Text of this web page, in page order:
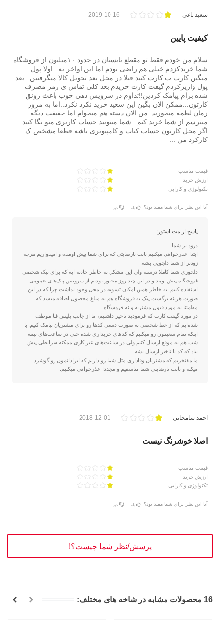
سعید باغی 2019-10-16
کیفیت پایین
سلام.من خودم فقط تو مقطع تابستان در حدود ۱۰میلیون از فروشگاه
شما خریدکزدم خیلی هم راضی بودم اما این اواخر نه...اولا پول
میگین کارت ب کارت کنید قبلا در محل بعد تحویل کالا میگرفتین...بعد
پول واریزکردم گیفت کارت خریدم بعد کلی تماس ی رمز مصرف
شده برام پیامک کردین!!تداوم در سرویس دهی خوب باعث رونق
کارتون...ممکن الان بگین این سعید خرید نکرد نکرد..اما به مرور
زمان لطمه میخورید..من الان دسته هم میخوام اما حقیقت دیگه
میترسم از شما خرید کنم...شما میتونید حساب کاربری منو نگا کنید
اگر محل کارتون حساب کتاب و کامپیوتری باشه قطعا مشخص ک
کارکرد من ...
قیمت مناسب
ارزش خرید
تکنولوژی و کارایی
آیا این نظر برای شما مفید بود؟ بله خیر
پاسخ از مت استور:
درود بر شما
ابتدا عذرخواهی میکنیم بابت نارضایتی که برای شما پیش اومده و امیدواریم هرچه
زودتر از شما دلجویی بشه.
دلخوری شما کاملا درسته ولی این مشکل به خاطر حادثه ایه که برای پیک شخصی
فروشگاه پیش اومد و در این چند روز مجبور بودیم از سرویس پیک‌های عمومی
استفاده کنیم. به خاطر همین امکان تسویه در محل وجود نداشت چرا که در این
صورت هزینه برگشت پیک به فروشگاه هم به مبلغ محصول اضافه میشد که
مطمئنا نه مورد قبول مشتریه و نه فروشگاه.
در مورد گیفت کارت که فرمودید تاخیر داشتیم، ما از جانب پلیس فتا موظف
شده‌ایم که از خط شخصی به صورت دستی کدها رو برای مشتریان پیامک کنیم. با
اینکه تمام سعیمون رو میکنیم که کدهای خریداری شده حتی در ساعت‌های نیمه
شب هم به موقع ارسال کنیم ولی در ساعت‌های غیر کاری ممکنه شرایطی پیش
بیاد که کد با تاخیر ارسال بشه.
ما مفتخریم که مشتریان وفاداری مثل شما رو داریم که ایراداتمون رو گوشزد
میکنه و بابت نارضایتی شما متاسفیم و مجددا عذرخواهی میکنیم.
احمد سامخانی 2018-12-01
اصلا خوشرنگ نیست
قیمت مناسب
ارزش خرید
تکنولوژی و کارایی
آیا این نظر برای شما مفید بود؟ بله خیر
پرسش/نظر شما چیست؟!
16 محصولات مشابه در شاخه های مختلف: